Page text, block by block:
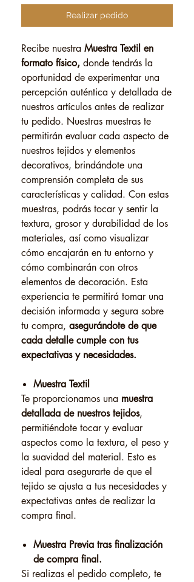
Realizar pedido
Recibe nuestra Muestra Textil en
formato físico, donde tendrás la
oportunidad de experimentar una
percepción auténtica y detallada de
nuestros artículos antes de realizar
tu pedido. Nuestras muestras te
permitirán evaluar cada aspecto de
nuestros tejidos y elementos
decorativos, brindándote una
comprensión completa de sus
características y calidad. Con estas
muestras, podrás tocar y sentir la
textura, grosor y durabilidad de los
materiales, así como visualizar
cómo encajarán en tu entorno y
cómo combinarán con otros
elementos de decoración. Esta
experiencia te permitirá tomar una
decisión informada y segura sobre
tu compra, asegurándote de que
cada detalle cumple con tus
expectativas y necesidades.
Muestra Textil
Te proporcionamos una muestra
detallada de nuestros tejidos,
permitiéndote tocar y evaluar
aspectos como la textura, el peso y
la suavidad del material. Esto es
ideal para asegurarte de que el
tejido se ajusta a tus necesidades y
expectativas antes de realizar la
compra final.
Muestra Previa tras finalización
de compra final.
Si realizas el pedido completo, te